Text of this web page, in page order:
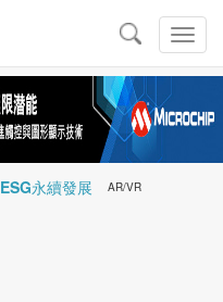
切
換
導
導
航
ESG永續發展 AR/VR